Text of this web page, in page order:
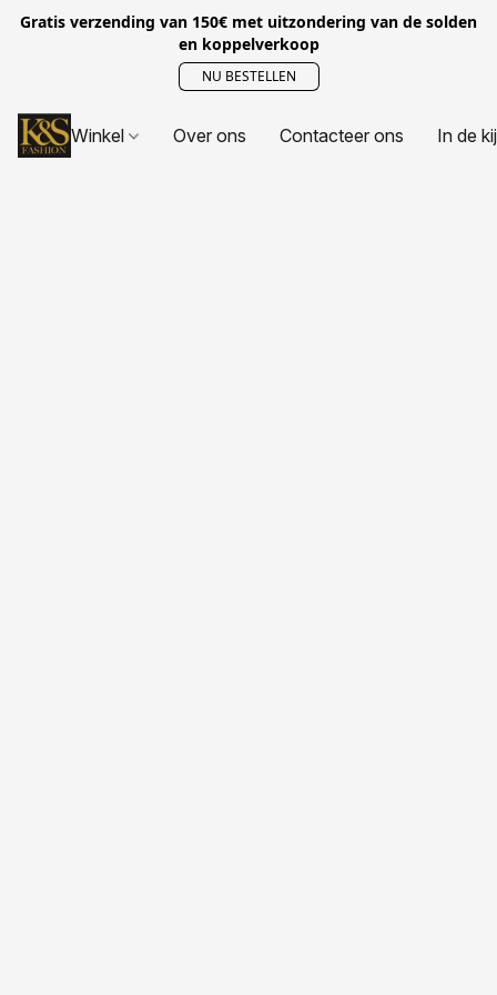
Gratis verzending van 150€ met uitzondering van de solden
en koppelverkoop
NU BESTELLEN
Winkel Over ons Contacteer ons In de